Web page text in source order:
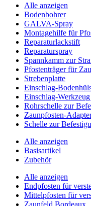
Alle anzeigen
Bodenbohrer
GALVA-Spray
Montagehilfe für
Reparaturlackstift
Reparaturspray
Spannkamm zur
Pfostenträger für
Strebenplatte
Einschlag-
Einschlag-
Rohrschelle zur
Zaunpfosten-
Schelle zur
Alle anzeigen
Basisartikel
Zubehör
Alle anzeigen
Endpfosten für
Mittelpfosten für
Zaunfeld Bordeaux